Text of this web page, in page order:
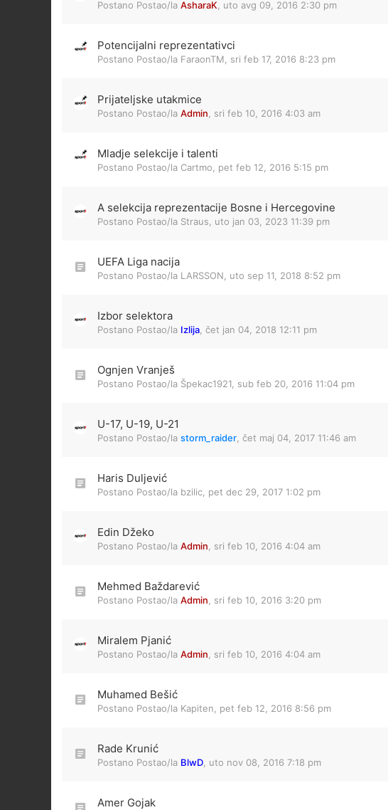
Postano Postao/la AsharaK uto avg 09, 2016 2:30 pm
Potencijalni reprezentativci
Postano Postao/la FaraonTM sri feb 17, 2016 8:23 pm
Prijateljske utakmice
Postano Postao/la Admin sri feb 10, 2016 4:03 am
Mladje selekcije i talenti
Postano Postao/la Cartmo pet feb 12, 2016 5:15 pm
A selekcija reprezentacije Bosne i Hercegovine
Postano Postao/la Straus uto jan 03, 2023 11:39 pm
UEFA Liga nacija
Postano Postao/la LARSSON uto sep 11, 2018 8:52 pm
Izbor selektora
Postano Postao/la Izlija čet jan 04, 2018 12:11 pm
Ognjen Vranješ
Postano Postao/la Špekac1921 sub feb 20, 2016 11:04 pm
U-17, U-19, U-21
Postano Postao/la storm_raider čet maj 04, 2017 11:46 am
Haris Duljević
Postano Postao/la bzilic pet dec 29, 2017 1:02 pm
Edin Džeko
Postano Postao/la Admin sri feb 10, 2016 4:04 am
Mehmed Baždarević
Postano Postao/la Admin sri feb 10, 2016 3:20 pm
Miralem Pjanić
Postano Postao/la Admin sri feb 10, 2016 4:04 am
Muhamed Bešić
Postano Postao/la Kapiten pet feb 12, 2016 8:56 pm
Rade Krunić
Postano Postao/la BlwD uto nov 08, 2016 7:18 pm
Amer Gojak